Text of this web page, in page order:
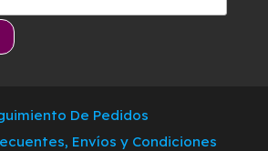
De Pedidos
Envíos y Condiciones